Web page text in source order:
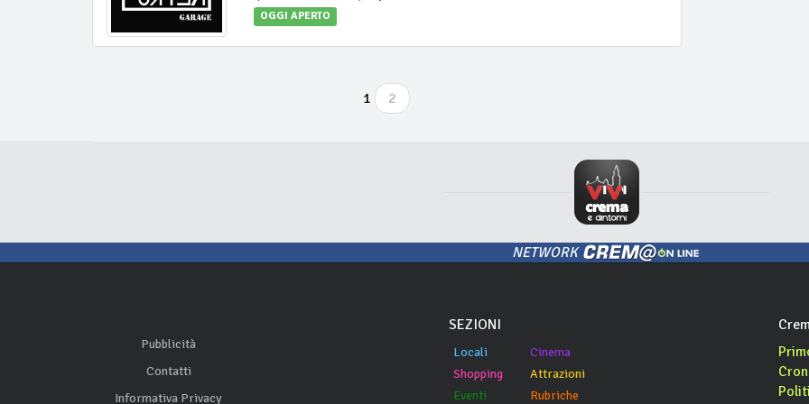
OGGI APERTO
1 2
NETWORK
Pubblicità
Contatti
Informativa Privacy
SEZIONI
Locali
Shopping
Eventi
Cinema
Attrazioni
Rubriche